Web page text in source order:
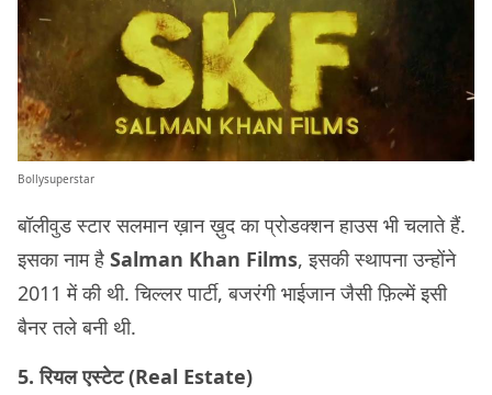
Bollysuperstar
बॉलीवुड स्टार सलमान ख़ान ख़ुद का प्रोडक्शन हाउस भी चलाते हैं.
इसका नाम है Salman Khan Films, इसकी स्थापना उन्होंने
2011 में की थी. चिल्लर पार्टी, बजरंगी भाईजान जैसी फ़िल्में इसी
बैनर तले बनी थी.
5. रियल एस्टेट (Real Estate)